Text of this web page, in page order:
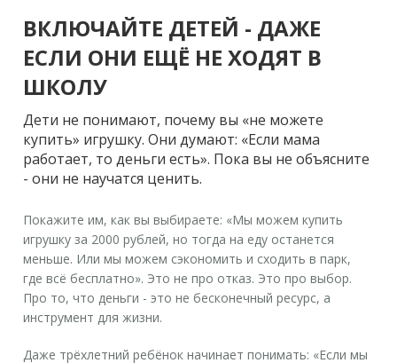
ВКЛЮЧАЙТЕ ДЕТЕЙ - ДАЖЕ
ЕСЛИ ОНИ ЕЩЁ НЕ ХОДЯТ В
ШКОЛУ
Дети не понимают, почему вы «не можете
купить» игрушку. Они думают: «Если мама
работает, то деньги есть». Пока вы не объясните
- они не научатся ценить.
Покажите им, как вы выбираете: «Мы можем купить
игрушку за 2000 рублей, но тогда на еду останется
меньше. Или мы можем сэкономить и сходить в парк,
где всё бесплатно». Это не про отказ. Это про выбор.
Про то, что деньги - это не бесконечный ресурс, а
инструмент для жизни.
Даже трёхлетний ребёнок начинает понимать: «Если мы